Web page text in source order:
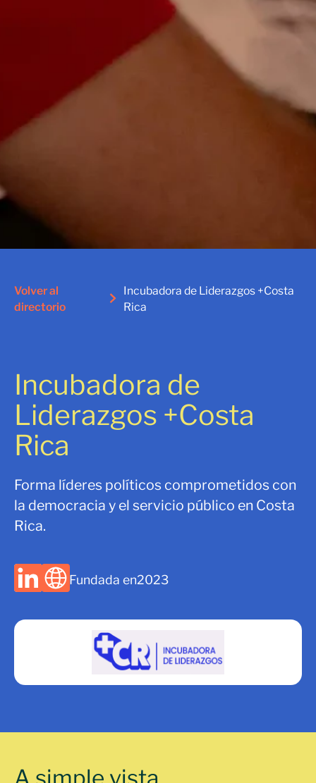
Volver al
directorio
Incubadora de Liderazgos +Costa
Rica
Incubadora de
Liderazgos +Costa
Rica
Forma líderes políticos comprometidos con
la democracia y el servicio público en Costa
Rica.
Fundada en2023